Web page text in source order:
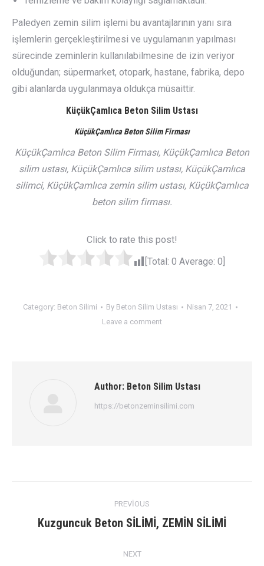
Paledyen zemin silim işlemi bu avantajlarının yanı sıra
işlemlerin gerçekleştirilmesi ve uygulamanın yapılması
sürecinde zeminlerin kullanılabilmesine de izin veriyor
olduğundan; süpermarket, otopark, hastane, fabrika, depo
gibi alanlarda uygulanmaya oldukça müsaittir.
KüçükÇamlıca Beton Silim Ustası
KüçükÇamlıca Beton Silim Firması
KüçükÇamlıca Beton Silim Firması, KüçükÇamlıca Beton
silim ustası, KüçükÇamlıca silim ustası, KüçükÇamlıca
silimci, KüçükÇamlıca zemin silim ustası, KüçükÇamlıca
beton silim firması.
Click to rate this post!
[Total: 0 Average: 0
Category: Beton Silimi By Beton Silim Ustası
Nisan 7, 2021
Leave a comment
Author: Beton Silim Ustası
https://betonzeminsilimi.com
navigation
PREVIOUS
Previous
Kuzguncuk Beton SİLİMİ, ZEMİN SİLİMİ
NEXT